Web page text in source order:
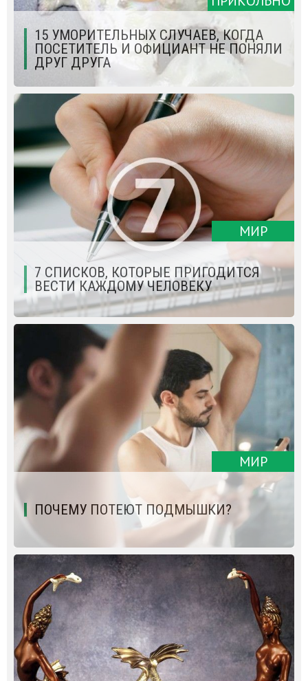
15 УМОРИТЕЛЬНЫХ СЛУЧАЕВ, КОГДА
ПОСЕТИТЕЛЬ И ОФИЦИАНТ НЕ ПОНЯЛИ
ДРУГ ДРУГА
МИР
7 СПИСКОВ, КОТОРЫЕ ПРИГОДИТСЯ
ВЕСТИ КАЖДОМУ ЧЕЛОВЕКУ
МИР
ПОЧЕМУ ПОТЕЮТ ПОДМЫШКИ?